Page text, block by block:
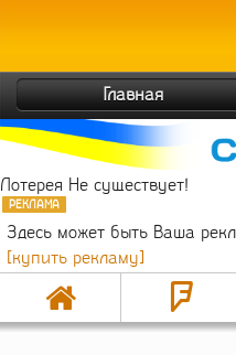
Главная
Лотерея Не существует!
РЕКЛАМА
Здесь может быть Ваша
[купить рекламу]